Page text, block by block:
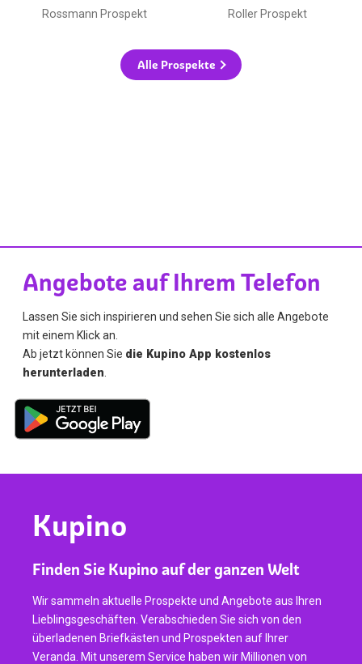
Rossmann Prospekt Roller Prospekt
Alle Prospekte
Angebote auf Ihrem Telefon
Lassen Sie sich inspirieren und sehen Sie sich alle Angebote
mit einem Klick an.
Ab jetzt können Sie die Kupino App kostenlos
herunterladen.
Kupino
Finden Sie Kupino auf der ganzen Welt
Wir sammeln aktuelle Prospekte und Angebote aus Ihren
Lieblingsgeschäften. Verabschieden Sie sich von den
überladenen Briefkästen und Prospekten auf Ihrer
Veranda. Mit unserem Service haben wir Millionen von